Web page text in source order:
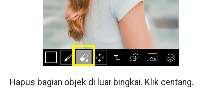
Hapus bagian objek di luar bingkai. Klik centang.